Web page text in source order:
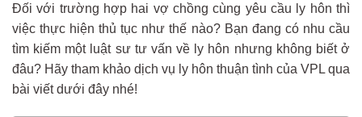
Đối với trường hợp hai vợ chồng cùng yêu cầu ly hôn thì
việc thực hiện thủ tục như thế nào? Bạn đang có nhu cầu
tìm kiếm một luật sư tư vấn về ly hôn nhưng không biết ở
đâu? Hãy tham khảo dịch vụ ly hôn thuận tình của VPL qua
bài viết dưới đây nhé!